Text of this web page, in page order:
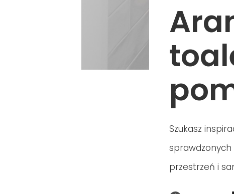
Szukasz
sprawdzonych
przestrzeń i